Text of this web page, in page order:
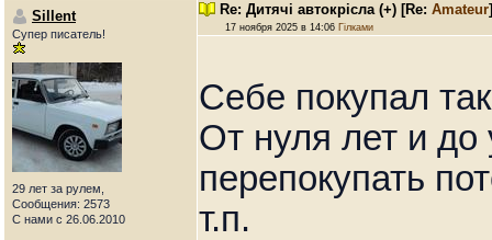
Sillent
Супер писатель!
29 лет за рулем,
Сообщения: 2573
С нами с 26.06.2010
Re: Дитячі автокрісла (+) [Re: Amateur]
17 ноября 2025 в 14:06 Гілками
Себе покупал
От нуля лет и
перепокупать
т.п.